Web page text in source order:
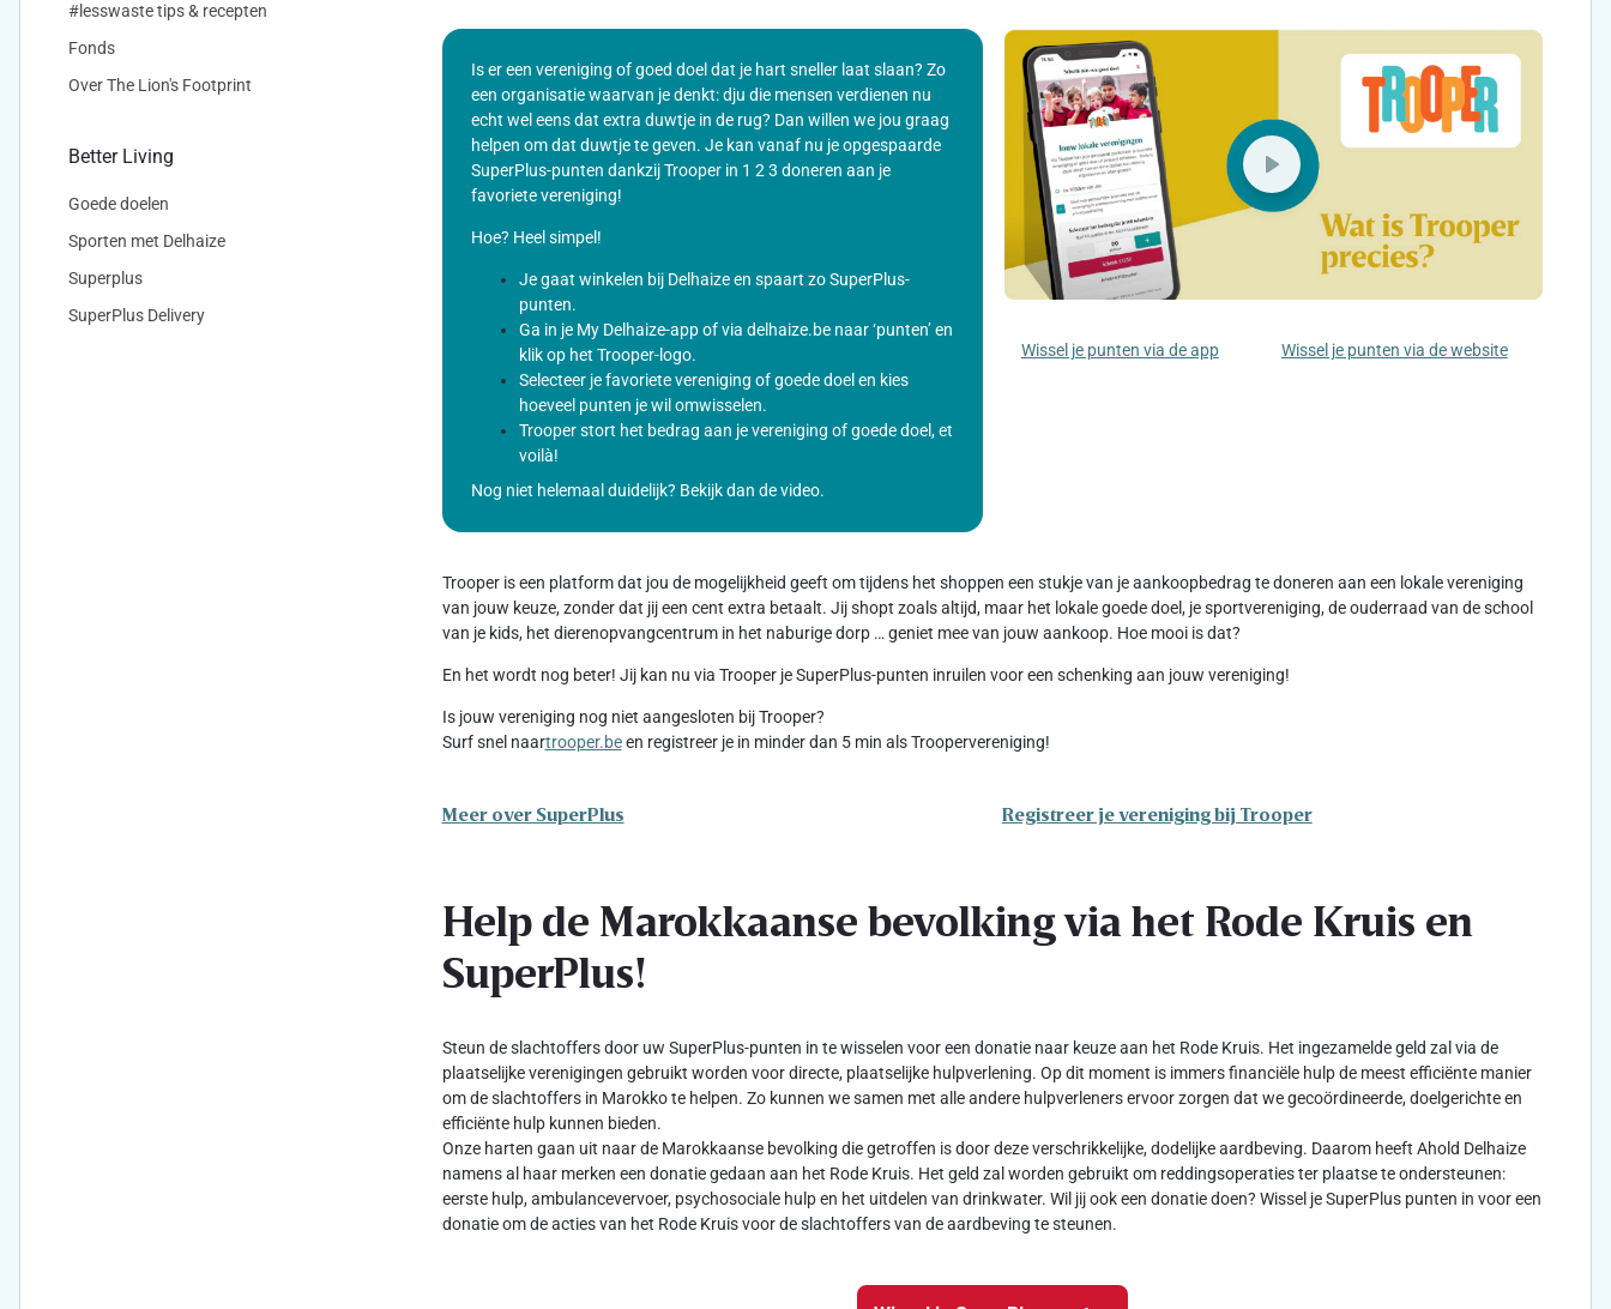
#lesswaste tips & recepten
Fonds
Over The Lion's Footprint
Better Living
Goede doelen
Sporten met Delhaize
Superplus
SuperPlus Delivery
Is er een vereniging of goed doel dat je hart sneller laat slaan? Zo
een organisatie waarvan je denkt: dju die mensen verdienen nu
echt wel eens dat extra duwtje in de rug? Dan willen we jou graag
helpen om dat duwtje te geven. Je kan vanaf nu je opgespaarde
SuperPlus-punten dankzij Trooper in 1 2 3 doneren aan je
favoriete vereniging!
Hoe? Heel simpel!
Je gaat winkelen bij Delhaize en spaart zo SuperPlus-
punten.
Ga in je My Delhaize-app of via delhaize.be naar ‘punten’ en
klik op het Trooper-logo.
Selecteer je favoriete vereniging of goede doel en kies
hoeveel punten je wil omwisselen.
Trooper stort het bedrag aan je vereniging of goede doel, et
voilà!
Nog niet helemaal duidelijk? Bekijk dan de video.
Wissel je punten via de app Wissel je punten via de website
Trooper is een platform dat jou de mogelijkheid geeft om tijdens het shoppen een stukje van je aankoopbedrag te doneren aan een lokale vereniging
van jouw keuze, zonder dat jij een cent extra betaalt. Jij shopt zoals altijd, maar het lokale goede doel, je sportvereniging, de ouderraad van de school
van je kids, het dierenopvangcentrum in het naburige dorp … geniet mee van jouw aankoop. Hoe mooi is dat?
En het wordt nog beter! Jij kan nu via Trooper je SuperPlus-punten inruilen voor een schenking aan jouw vereniging!
Is jouw vereniging nog niet aangesloten bij Trooper?
Surf snel naartrooper.been registreer je in minder dan 5 min als Troopervereniging!
Meer over SuperPlus Registreer je vereniging bij Trooper
Help de Marokkaanse bevolking via het Rode Kruis en
SuperPlus!
Steun de slachtoffers door uw SuperPlus-punten in te wisselen voor een donatie naar keuze aan het Rode Kruis. Het ingezamelde geld zal via de
plaatselijke verenigingen gebruikt worden voor directe, plaatselijke hulpverlening. Op dit moment is immers financiële hulp de meest efficiënte manier
om de slachtoffers in Marokko te helpen. Zo kunnen we samen met alle andere hulpverleners ervoor zorgen dat we gecoördineerde, doelgerichte en
efficiënte hulp kunnen bieden.
Onze harten gaan uit naar de Marokkaanse bevolking die getroffen is door deze verschrikkelijke, dodelijke aardbeving. Daarom heeft Ahold Delhaize
namens al haar merken een donatie gedaan aan het Rode Kruis. Het geld zal worden gebruikt om reddingsoperaties ter plaatse te ondersteunen:
eerste hulp, ambulancevervoer, psychosociale hulp en het uitdelen van drinkwater. Wil jij ook een donatie doen? Wissel je SuperPlus punten in voor een
donatie om de acties van het Rode Kruis voor de slachtoffers van de aardbeving te steunen.